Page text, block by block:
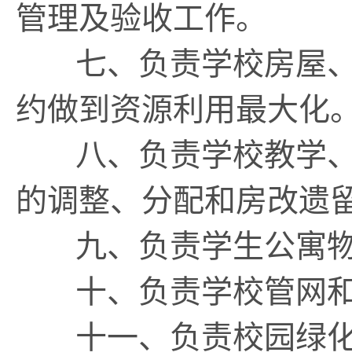
管理及验收工作。
七、负责学校房屋
约做到资源利用最大化
八、负责学校教学
的调整、分配和房改遗
九、负责学生公寓
十、负责学校管网
十一、负责校园绿